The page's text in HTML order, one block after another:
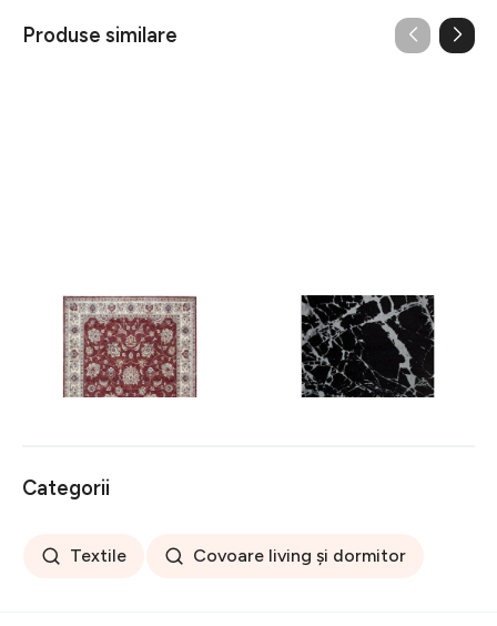
Produse similare
Covor rezistent Eko, ALT
05 - Red, Ivory, 100%
poliester, 80 x 150 cm
256 lei
Covor rezistent SM 21 -
Black, Silver XW, 80x300
441 lei
Categorii
Textile Covoare living și dormitor